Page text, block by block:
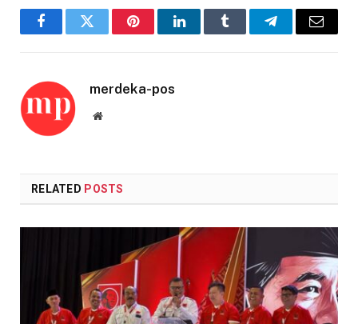
FacebookTwitter PinterestLinkedInTumblr TelegramEmail
merdeka-pos
Website
RELATED POSTS